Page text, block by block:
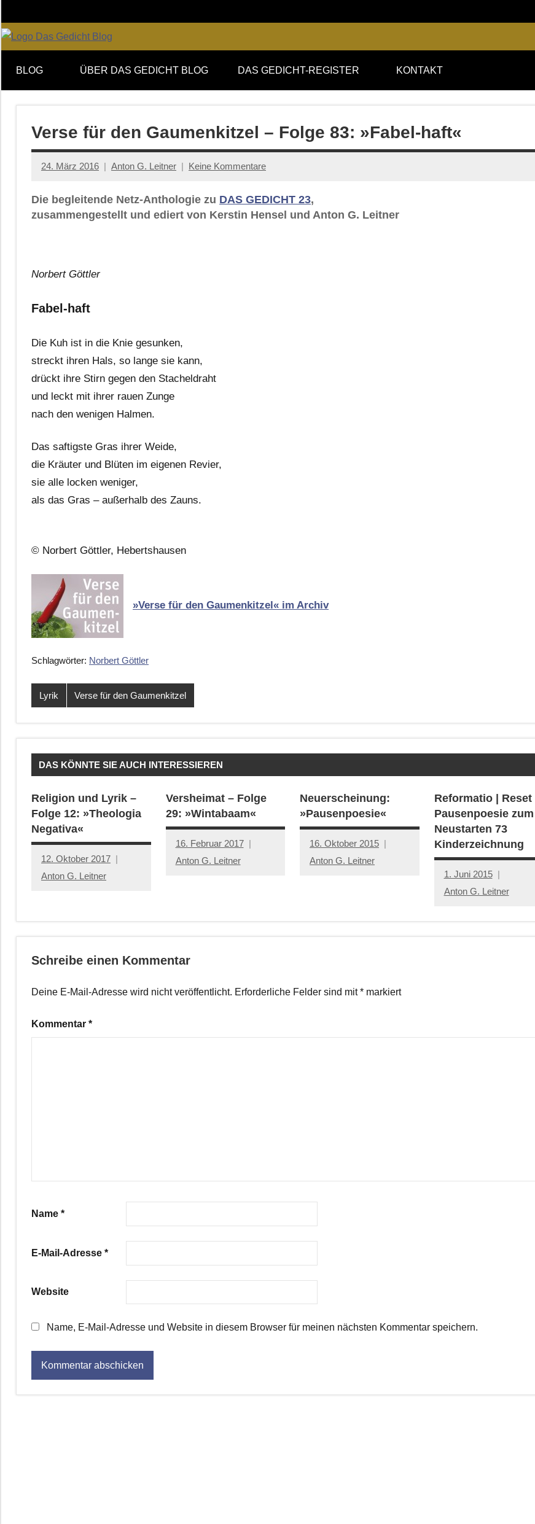
Inhalt
springen
DAS
GEDICHT
blog
von
DAS
GEDICHT.
Zeitschrift
für
Lyrik,
Essay
Kritik
BLOG ÜBER DAS GEDICHT BLOG DAS GEDICHT-REGISTER KONTAKT
Verse für den Gaumenkitzel – Folge 83: »Fabel-haft«
24. März 2016 Anton G. Leitner Keine Kommentare
Die begleitende Netz-Anthologie zu DAS GEDICHT 23,
zusammengestellt und ediert von Kerstin Hensel und Anton G. Leitner
Norbert Göttler
Fabel-haft
Die Kuh ist in die Knie gesunken,
streckt ihren Hals, so lange sie kann,
drückt ihre Stirn gegen den Stacheldraht
und leckt mit ihrer rauen Zunge
nach den wenigen Halmen.
Das saftigste Gras ihrer Weide,
die Kräuter und Blüten im eigenen Revier,
sie alle locken weniger,
als das Gras – außerhalb des Zauns.
© Norbert Göttler, Hebertshausen
»Verse für den Gaumenkitzel« im Archiv
Schlagwörter: Norbert Göttler
Lyrik Verse für den Gaumenkitzel
DAS KÖNNTE SIE AUCH INTERESSIEREN
Religion und Lyrik –
Folge 12: »Theologia
Negativa«
12. Oktober 2017
Anton G. Leitner
Versheimat – Folge
29: »Wintabaam«
16. Februar 2017
Anton G. Leitner
Neuerscheinung:
»Pausenpoesie«
16. Oktober 2015
Anton G. Leitner
Reformatio | Reset
Pausenpoesie zum
Neustarten 73
Kinderzeichnung
1. Juni 2015
Anton G. Leitner
Schreibe einen Kommentar
Deine E-Mail-Adresse wird nicht veröffentlicht. Erforderliche Felder sind mit* markiert
Kommentar *
Name *
E-Mail-Adresse *
Website
Name, E-Mail-Adresse und Website in diesem Browser für meinen nächsten Kommentar speichern.